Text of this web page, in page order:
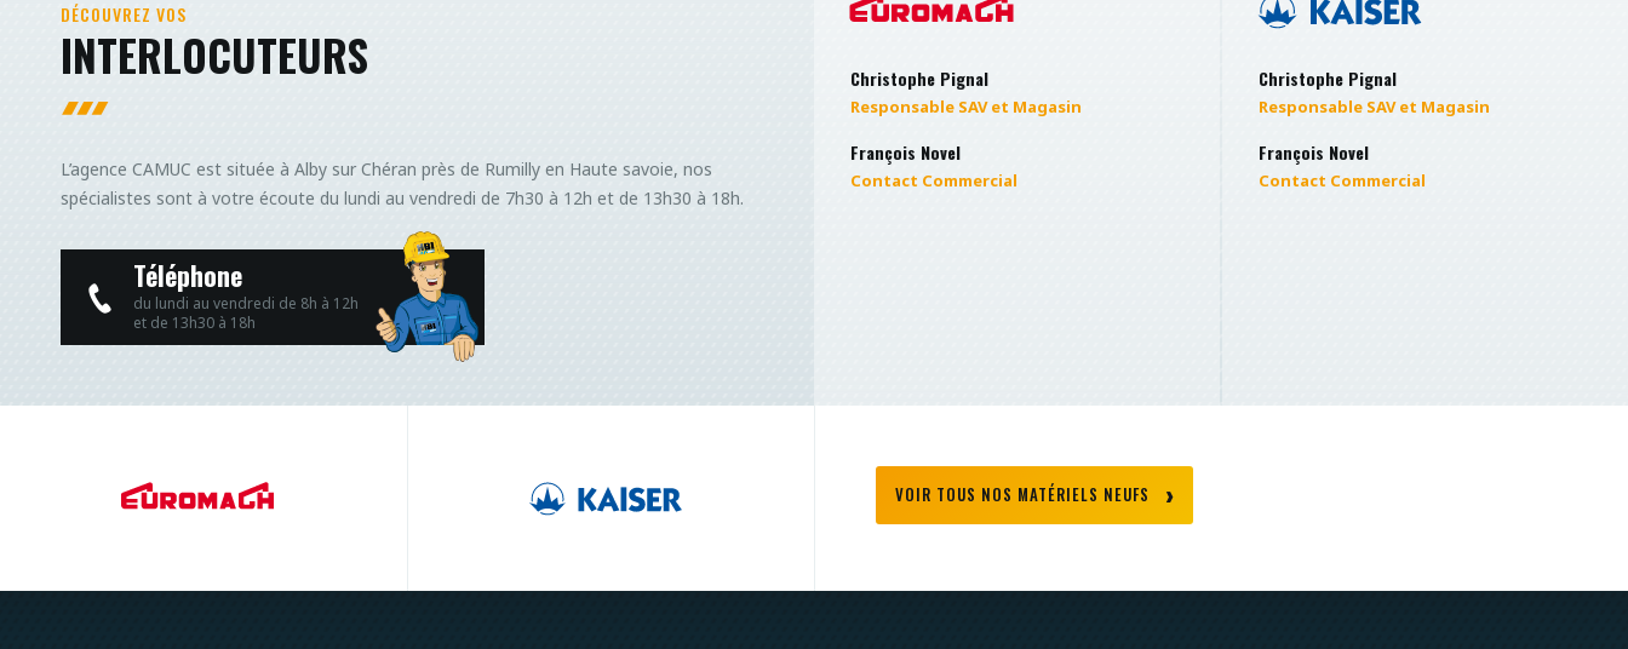
DÉCOUVREZ VOS
INTERLOCUTEURS
L’agence CAMUC est située à Alby sur Chéran près de Rumilly en Haute savoie, nos
spécialistes sont à votre écoute du lundi au vendredi de 7h30 à 12h et de 13h30 à 18h.
Téléphone
du lundi au vendredi de 8h à 12h
et de 13h30 à 18h
Christophe Pignal
Responsable SAV et Magasin
François Novel
Contact Commercial
Christophe Pignal
Responsable SAV et Magasin
François Novel
Contact Commercial
VOIR TOUS NOS MATÉRIELS NEUFS